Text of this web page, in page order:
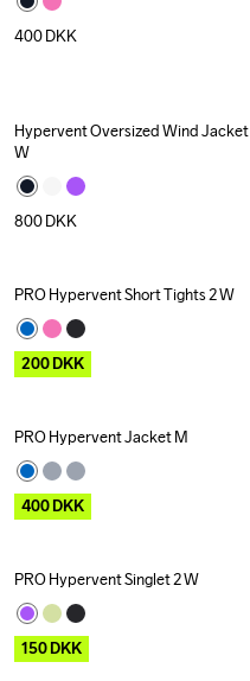
400DKK
Hypervent Oversized Wind Jacket
W
800DKK
Outlet
PRO Hypervent Short Tights 2 W
200DKK
Outlet
PRO Hypervent Jacket M
400DKK
Outlet
PRO Hypervent Singlet 2 W
150DKK